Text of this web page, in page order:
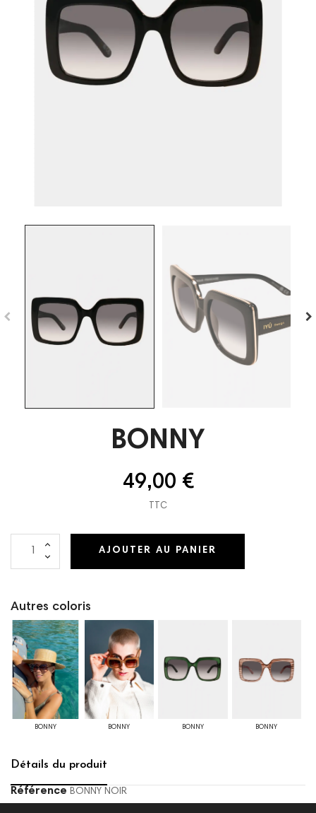
BONNY
49,00 €
TTC
AJOUTER AU PANIER
Autres coloris
BONNY BONNY BONNY BONNY
Détails du produit
Référence BONNY NOIR